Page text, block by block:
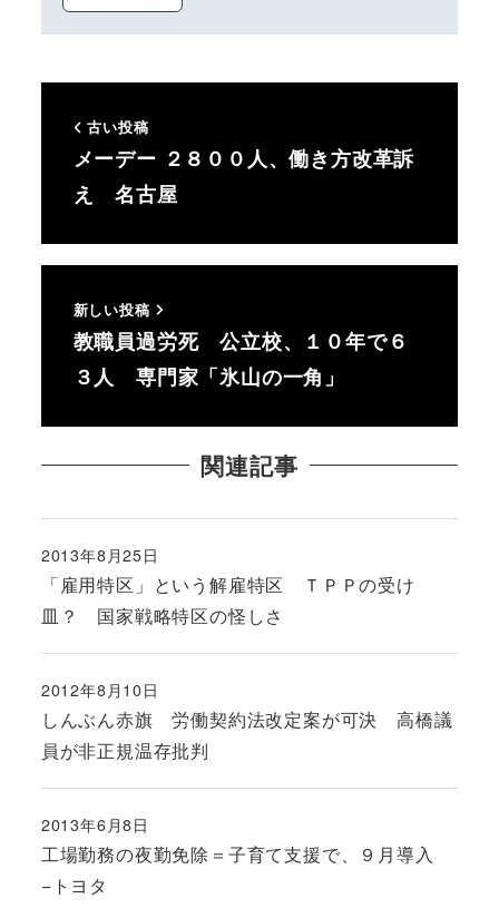
古い投稿
メーデー ２８００人、働き方改革訴
え 名古屋
新しい投稿
教職員過労死 公立校、１０年で６
３人 専門家「氷山の一角」
関連記事
「雇用特区」という解雇特区 ＴＰＰの受け
皿？ 国家戦略特区の怪しさ
投稿日
2013年8月25日
しんぶん赤旗 労働契約法改定案が可決 高橋議
員が非正規温存批判
投稿日
2012年8月10日
工場勤務の夜勤免除＝子育て支援で、９月導入
−トヨタ
投稿日
2013年6月8日